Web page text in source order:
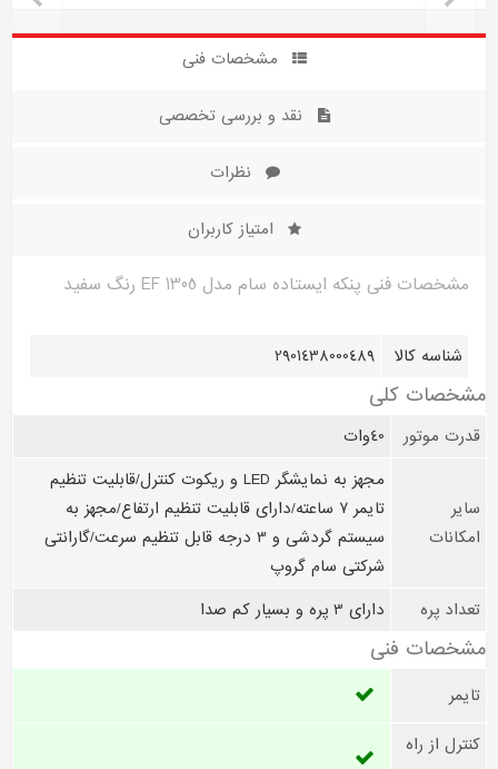
مشخصات فنی
نقد و بررسی تخصصی
نظرات
امتیاز کاربران
مشخصات فنی پنکه ایستاده سام مدل EF 1305 رنگ سفید
شناسه کالا 2901438000489
مشخصات کلی
قدرت موتور 40وات
سایر
امکانات
مجهز به نمایشگر LED و ریکوت کنترل/قابلیت تنظیم
تایمر 7 ساعته/دارای قابلیت تنظیم ارتفاع/مجهز به
سیستم گردشی و 3 درجه قابل تنظیم سرعت/گارانتی
شرکتی سام گروپ
تعداد پره
دارای 3 پره و بسیار کم صدا
مشخصات فنی
تایمر
کنترل از راه